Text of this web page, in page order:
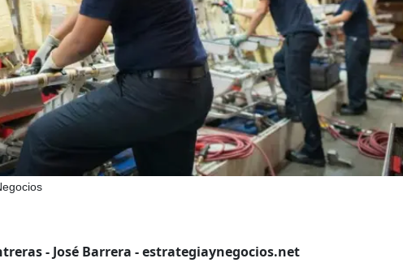
- José Barrera - estrategiaynegocios.net